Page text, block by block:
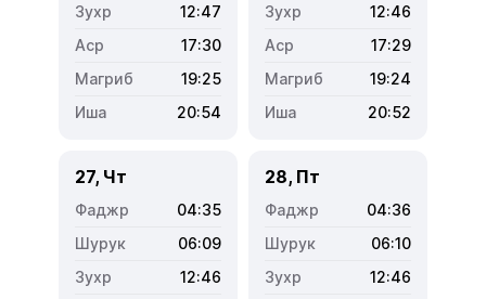
12:47
17:30
19:25
20:54
12:46
17:29
19:24
20:52
27, Чт
04:35
06:09
12:46
28, Пт
04:36
06:10
12:46